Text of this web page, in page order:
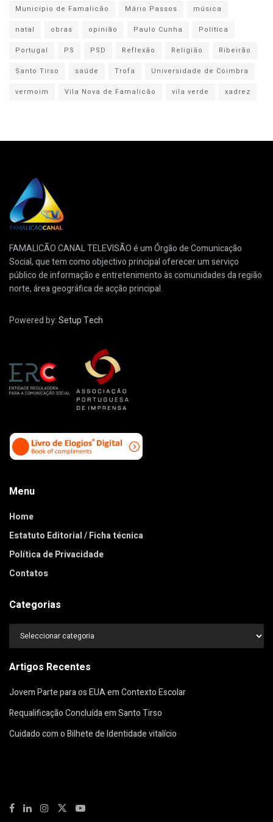
Município de Famalicão
Mário Passos
música
natal
obras opinião Paulo Cunha
Politica
Portugal
PS PSD Reflexão Religião
Ribeirão
Santo Tirso
saúde Trofa
Universidade de Coimbra
vermoim
Vila Nova de Famalicão vila verde xadrez
FAMALICÃO CANAL TELEVISÃO é um Órgão de Comunicação
Social, que tem como objectivo principal oferecer um serviço
público de informação e entretenimento às comunidades da região
norte, área geográfica de acção principal.
Powered by:Setup Tech
Menu
Home
Estatuto Editorial / Ficha técnica
Política de Privacidade
Contatos
Categorias
Categorias
Artigos Recentes
Jovem Parte para os EUA em Contexto Escolar
Requalificação Concluída em Santo Tirso
Cuidado com o Bilhete de Identidade vitalício